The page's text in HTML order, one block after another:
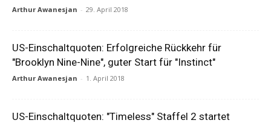
Arthur Awanesjan - 29. April 2018
US-Einschaltquoten: Erfolgreiche Rückkehr für
"Brooklyn Nine-Nine", guter Start für "Instinct"
Arthur Awanesjan - 1. April 2018
US-Einschaltquoten: "Timeless" Staffel 2 startet